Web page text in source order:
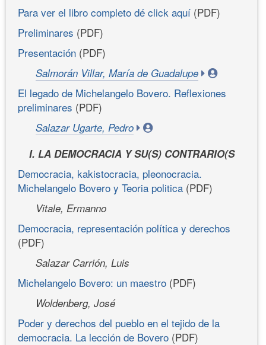
Para ver el libro completo dé click aquí (PDF)
Preliminares (PDF)
Presentación (PDF)
Salmorán Villar, María de Guadalupe
El legado de Michelangelo Bovero. Reflexiones
preliminares (PDF)
Salazar Ugarte, Pedro
I. LA DEMOCRACIA Y SU(S) CONTRARIO(S
Democracia, kakistocracia, pleonocracia.
Michelangelo Bovero y Teoria politica (PDF)
Vitale, Ermanno
Democracia, representación política y derechos
(PDF)
Salazar Carrión, Luis
Michelangelo Bovero: un maestro (PDF)
Woldenberg, José
Poder y derechos del pueblo en el tejido de la
democracia. La lección de Bovero (PDF)